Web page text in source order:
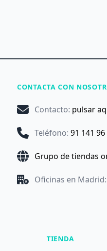
CONTACTA CON
Contacto: pulsar
Teléfono: 91 141 96
Grupo de tiendas
Oficinas en
TIENDA